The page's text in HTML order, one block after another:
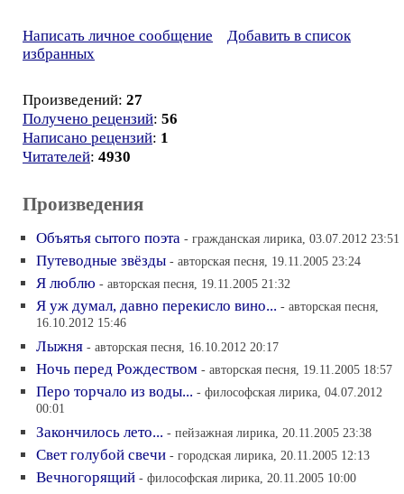
Написать личное сообщение
Добавить в список
избранных
Произведений: 27
Получено рецензий: 56
Написано рецензий: 1
Читателей: 4930
Произведения
Объятья сытого поэта - гражданская лирика, 03.07.2012 23:51
Путеводные звёзды - авторская песня, 19.11.2005 23:24
Я люблю - авторская песня, 19.11.2005 21:32
Я уж думал, давно перекисло вино... - авторская песня,
16.10.2012 15:46
Лыжня - авторская песня, 16.10.2012 20:17
Ночь перед Рождеством - авторская песня, 19.11.2005 18:57
Перо торчало из воды... - философская лирика, 04.07.2012
00:01
Закончилось лето... - пейзажная лирика, 20.11.2005 23:38
Свет голубой свечи - городская лирика, 20.11.2005 12:13
Вечногорящий - философская лирика, 20.11.2005 10:00